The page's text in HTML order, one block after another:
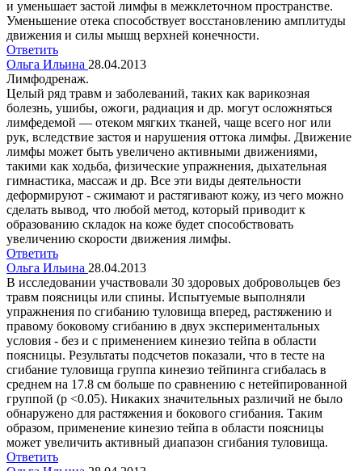
и уменьшает застой лимфы в межклеточном пространстве.
Уменьшение отека способствует восстановлению амплитуды
движения и силы мышц верхней конечности.
Ответить
Ольга Ильина 28.04.2013
Лимфодренаж.
Целый ряд травм и заболеваний, таких как варикозная
болезнь, ушибы, ожоги, радиация и др. могут осложняться
лимфедемой — отеком мягких тканей, чаще всего ног или
рук, вследствие застоя и нарушения оттока лимфы. Движение
лимфы может быть увеличено активными движениями,
такими как ходьба, физические упражнения, дыхательная
гимнастика, массаж и др. Все эти виды деятельности
деформируют - сжимают и растягивают кожу, из чего можно
сделать вывод, что любой метод, который приводит к
образованию складок на коже будет способствовать
увеличению скорости движения лимфы.
Ответить
Ольга Ильина 28.04.2013
В исследовании участвовали 30 здоровых добровольцев без
травм поясницы или спины. Испытуемые выполняли
упражнения по сгибанию туловища вперед, растяжению и
правому боковому сгибанию в двух экспериментальных
условия - без и с применением кинезио тейпа в области
поясницы. Результаты подсчетов показали, что в тесте на
сгибание туловища группа кинезио тейпинга сгибалась в
среднем на 17.8 см больше по сравнению с нетейпированной
группой (p <0.05). Никаких значительных различий не было
обнаружено для растяжения и бокового сгибания. Таким
образом, применение кинезио тейпа в области поясницы
может увеличить активный диапазон сгибания туловища.
Ответить